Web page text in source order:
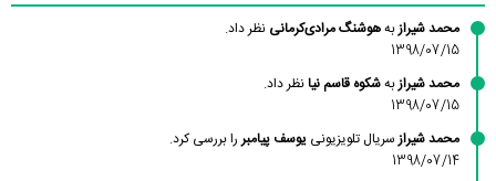
محمد شیرازبههوشنگ مرادی‌کرمانی نظر داد.
1398/07/15
محمد شیرازبهشکوه قاسم نیانظر داد.
1398/07/15
محمد شیراز سریال تلویزیونی یوسف پیامبر را بررسی کرد.
1398/07/14